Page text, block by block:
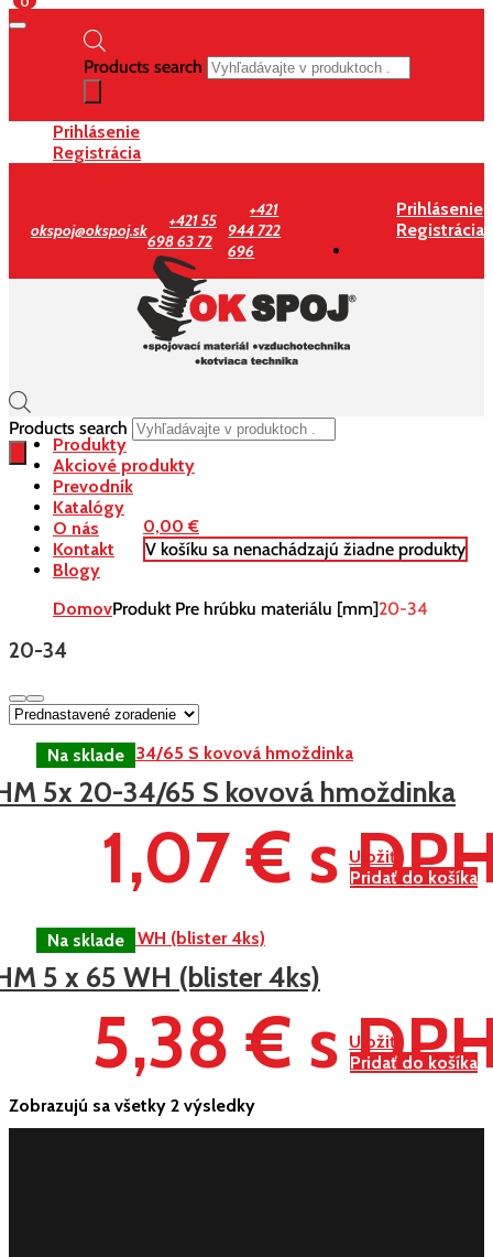
Products search
Prihlásenie
Registrácia
okspoj@okspoj.sk
+421 55
698 63 72
+421
944 722
696
Prihlásenie
Registrácia
Products search
0,00€
V košíku sa nenachádzajú žiadne produkty
Produkty
Akciové produkty
Prevodník
Katalógy
O nás
Kontakt
Blogy
DomovProdukt Pre hrúbku materiálu [mm]20-34
20-34
Uložiť
Pridať do košíka
5x 20-34/65 S kovová hmoždinka
1,07 € s
Uložiť
Pridať do košíka
5 x 65 WH (blister 4ks)
5,38 € s
Zobrazujú sa všetky 2 výsledky